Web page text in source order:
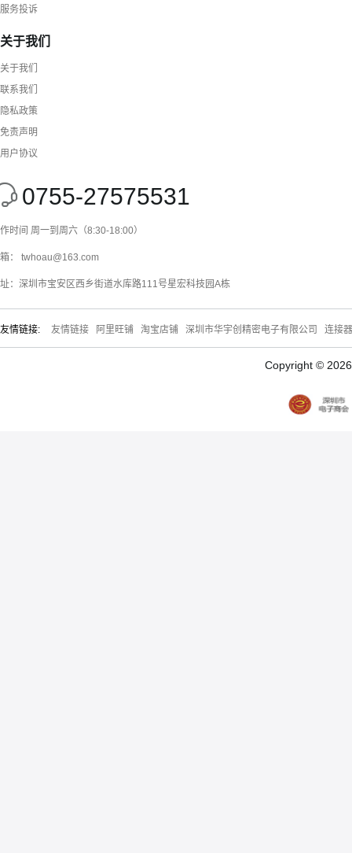
服务投诉
关于我们
关于我们
联系我们
隐私政策
免责声明
用户协议
0755-27575531
时间 周一到周六（8:30-18:00）
： twhoau@163.com
：深圳市宝安区西乡街道水库路111号星宏科技园A栋
友情链接: 友情链接 阿里旺铺 淘宝店铺 深圳市华宇创精密电子有限公司 连接
Copyright ©